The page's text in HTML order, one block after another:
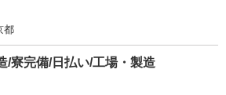
都
/寮完備/日払い/工場・製造